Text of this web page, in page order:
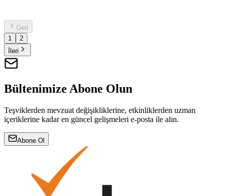
11 dk okuma
Geri
1
2
İleri
Bültenimize Abone Olun
Teşviklerden mevzuat değişikliklerine, etkinliklerden uzman
içeriklerine kadar en güncel gelişmeleri e-posta ile alın.
Abone Ol